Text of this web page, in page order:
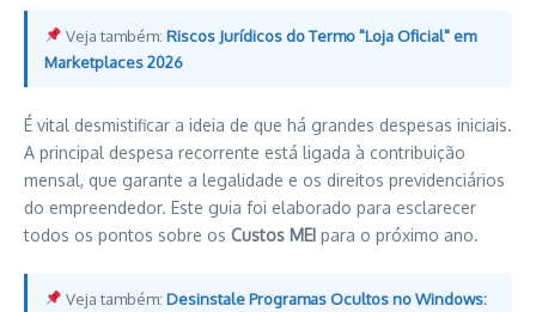
Veja também:Riscos Jurídicos do Termo "Loja Oficial" em
Marketplaces 2026
É vital desmistificar a ideia de que há grandes despesas iniciais.
A principal despesa recorrente está ligada à contribuição
mensal, que garante a legalidade e os direitos previdenciários
do empreendedor. Este guia foi elaborado para esclarecer
todos os pontos sobre os Custos MEI para o próximo ano.
Veja também:Desinstale Programas Ocultos no Windows: